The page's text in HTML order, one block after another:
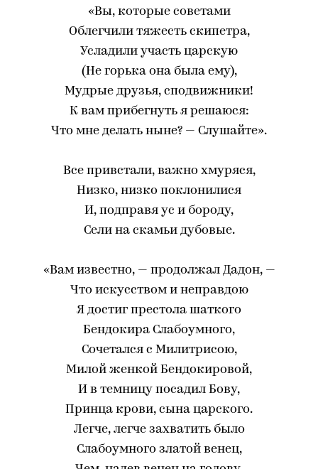
«Вы, которые советами
Облегчили тяжесть скипетра,
Усладили участь царскую
(Не горька она была ему),
Мудрые друзья, сподвижники!
К вам прибегнуть я решаюся:
Что мне делать ныне? — Слушайте».
Все привстали, важно хмуряся,
Низко, низко поклонилися
И, подправя ус и бороду,
Сели на скамьи дубовые.
«Вам известно, — продолжал Дадон, —
Что искусством и неправдою
Я достиг престола шаткого
Бендокира Слабоумного,
Сочетался с Милитрисою,
Милой женкой Бендокировой,
И в темницу посадил Бову,
Принца крови, сына царского.
Легче, легче захватить было
Слабоумного златой венец,